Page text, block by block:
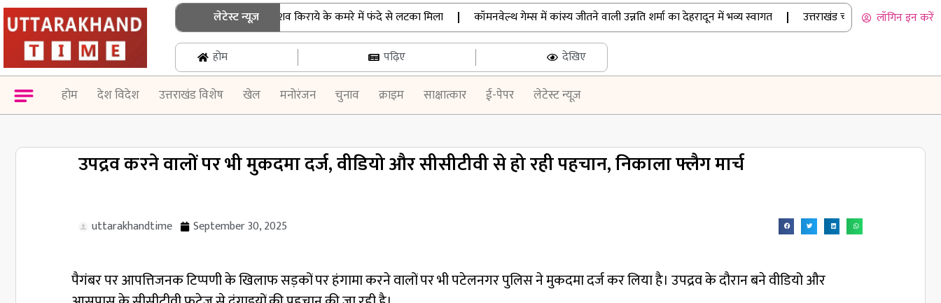
लेटेस्ट न्यूज़
श्रीनगर गढ़वाल में बिहार के छात्र का शव किराये के कमरे में फंदे से लटका मिला | कॉमनवेल्थ गेम्स में कांस्य जीतने वाली उन्नति शर्मा का देहरादून में भव्य स्वागत | उत्तराखंड चार धाम यात्रा: मानसून में भी
लॉगिन इन करें
होम पढ़िए देखिए
होम देश विदेश उत्तराखंड विशेष खेल मनोरंजन चुनाव क्राइम साक्षात्कार ई-पेपर लेटेस्ट न्यूज़
उपद्रव करने वालों पर भी मुकदमा दर्ज, वीडियो और सीसीटीवी से हो रही पहचान, निकाला फ्लैग मार्च
uttarakhandtime September 30, 2025
पैगंबर पर आपत्तिजनक टिप्पणी के खिलाफ सड़कों पर हंगामा करने वालों पर भी पटेलनगर पुलिस ने मुकदमा दर्ज कर लिया है। उपद्रव के दौरान बने वीडियो और